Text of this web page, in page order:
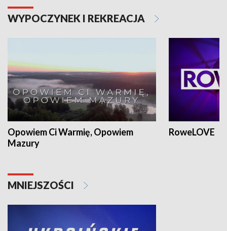
WYPOCZYNEK I REKREACJA
Opowiem Ci Warmię, Opowiem
Mazury
RoweLOVE
MNIEJSZOŚCI